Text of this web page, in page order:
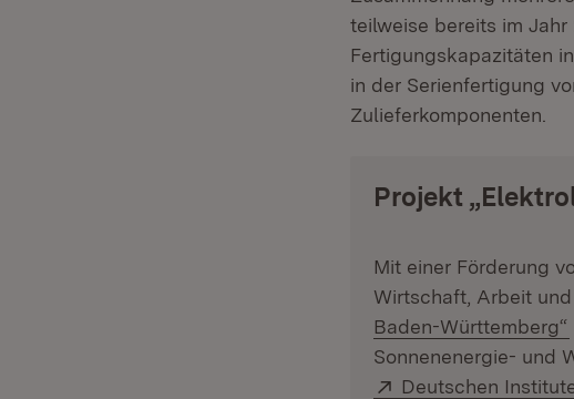
teilweise bereits im
Fertigungskapazitäten
in der Serienfertigung
Zulieferkomponenten.
Projekt
Mit einer Förderung
Wirtschaft, Arbeit
Baden-Württemberg“
Sonnenenergie- und
Extern:
Deutschen